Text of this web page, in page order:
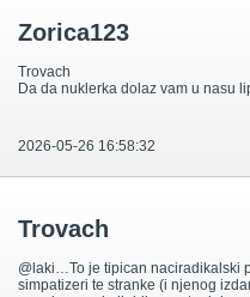
Zorica123
Trovach
Da da nuklerka dolaz vam u nasu
2026-05-26 16:58:32
Trovach
@laki…To je tipican naciradikalski
simpatizeri te stranke (i njenog